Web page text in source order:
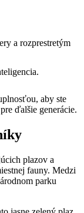
a rozprestretým
aby ste
‌ďalšie generácie.
plazov‍ a
⁤fauny. ⁣Medzi
parku